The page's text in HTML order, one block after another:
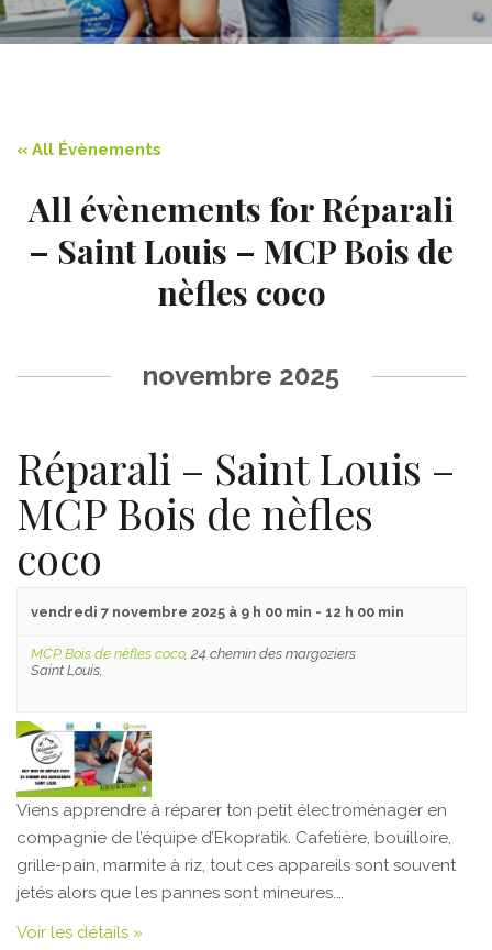
« All Évènements
All évènements for Réparali
– Saint Louis – MCP Bois de
nèfles coco
de
liste
des
Évènements
novembre 2025
Réparali – Saint Louis –
MCP Bois de nèfles
coco
vendredi 7 novembre 2025 à 9 h 00 min - 12 h 00 min
MCP Bois de nèfles coco, 24 chemin des margoziers
Saint Louis
Viens apprendre à réparer ton petit électroménager en
compagnie de l’équipe d’Ekopratik. Cafetière, bouilloire,
grille-pain, marmite à riz, tout ces appareils sont souvent
jetés alors que les pannes sont mineures.…
Voir les détails »